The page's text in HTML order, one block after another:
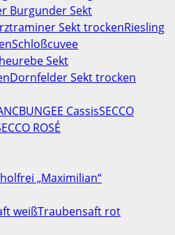
Burgunder Sekt
Sekt trockenRiesling
Schloßcuvee
Sekt
Dornfelder Sekt trocken
BUNGEE CassisSECCO
ROSÉ
„Maximilian“
weißTraubensaft rot